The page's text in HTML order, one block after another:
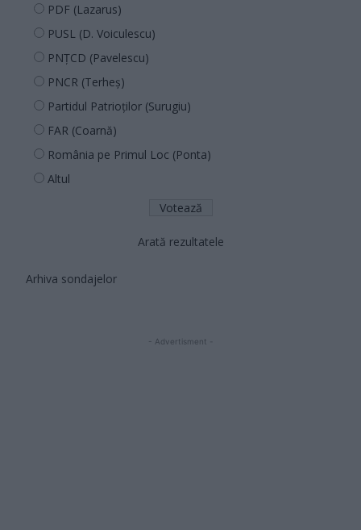
PDF (Lazarus)
PUSL (D. Voiculescu)
PNȚCD (Pavelescu)
PNCR (Terheș)
Partidul Patrioților (Surugiu)
FAR (Coarnă)
România pe Primul Loc (Ponta)
Altul
Arată rezultatele
Arhiva sondajelor
- Advertisment -